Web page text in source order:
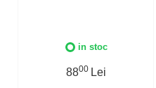
in stoc
8800 Lei